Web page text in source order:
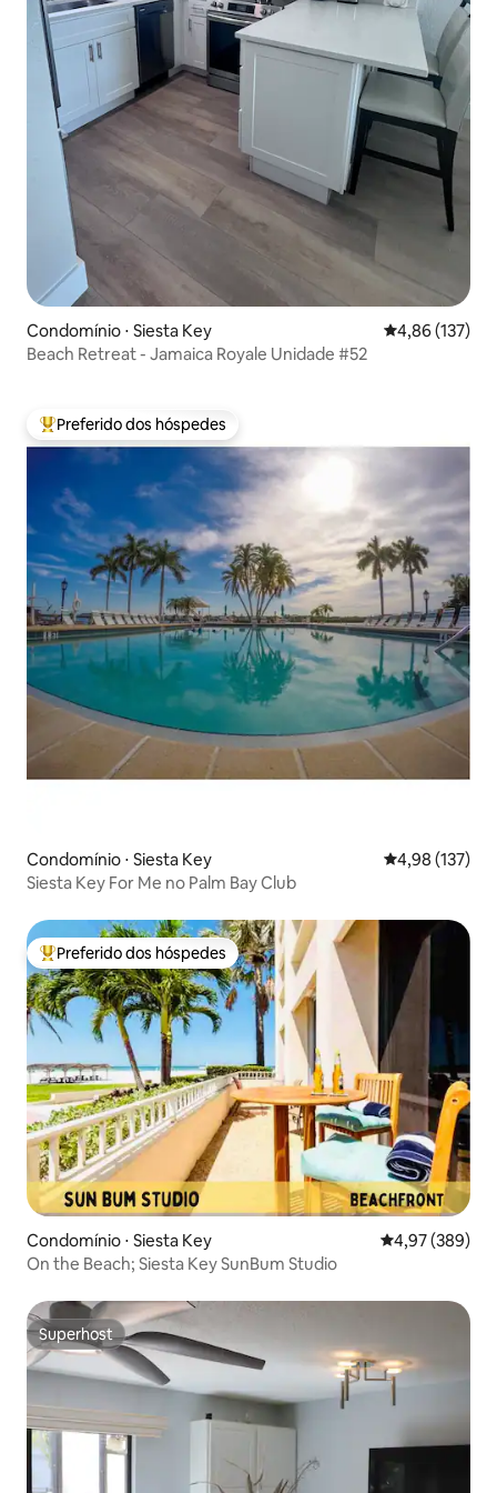
Condomínio ⋅ Siesta Key 4,86 de uma
4,86 (137)
Beach Retreat - Jamaica Royale Unidade #52
Entre os melhores preferidos dos hóspedes
Preferido dos hóspedes
Condomínio ⋅ Siesta Key 4,98 de uma
4,98 (137)
Siesta Key For Me no Palm Bay Club
Entre os melhores preferidos dos hóspedes
Preferido dos hóspedes
Condomínio ⋅ Siesta Key 4,97 de uma
4,97 (389)
On the Beach; Siesta Key SunBum Studio
Superhost
Superhost